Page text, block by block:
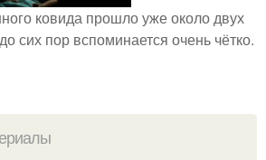
ковида прошло уже около двух
сих пор вспоминается очень чётко.